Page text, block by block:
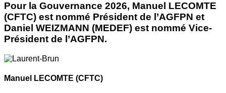
Pour la Gouvernance 2026, Manuel LECOMTE
(CFTC) est nommé Président de l’AGFPN et
Daniel WEIZMANN (MEDEF) est nommé Vice-
Président de l’AGFPN.
Manuel LECOMTE (CFTC)